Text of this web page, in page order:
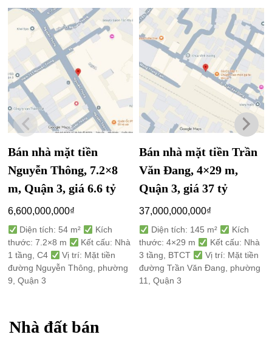
Bán nhà mặt tiền
Nguyễn Thông, 7.2×8
m, Quận 3, giá 6.6 tỷ
6,600,000,000₫
Diện tích: 54 m²
Kích
thước: 7.2×8 m
Kết cấu: Nhà
1 tầng, C4
Vị trí: Mặt tiền
đường Nguyễn Thông, phường
9, Quận 3
Bán nhà mặt tiền Trần
Văn Đang, 4×29 m,
Quận 3, giá 37 tỷ
37,000,000,000₫
Diện tích: 145 m²
Kích
thước: 4×29 m
Kết cấu: Nhà
3 tầng, BTCT
Vị trí: Mặt tiền
đường Trần Văn Đang, phường
11, Quận 3
Nhà đất bán